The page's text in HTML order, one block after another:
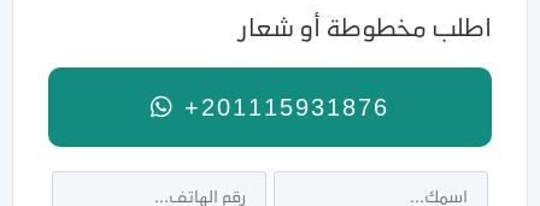
اطلب مخطوطة أو شعار
+201115931876